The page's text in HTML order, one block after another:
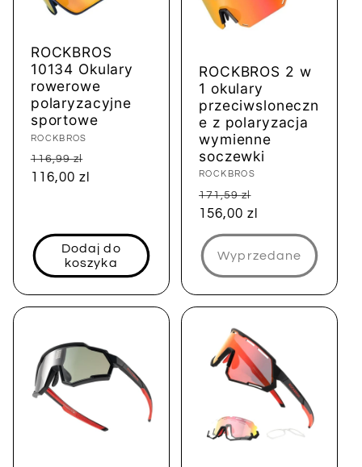
ROCKBROS
10134 Okulary
rowerowe
polaryzacyjne
sportowe
Dostawca:
ROCKBROS
Cena
regularna
116,99 zl
116,00 zl
Dodaj do
koszyka
ROCKBROS 2 w
1 okulary
przeciwsloneczn
e z polaryzacja
wymienne
soczewki
Dostawca:
ROCKBROS
Cena
regularna
171,59 zl
156,00 zl
Wyprzedane